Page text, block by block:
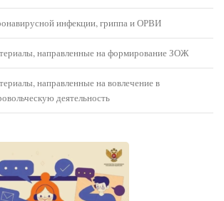
инфекции, гриппа и ОРВИ
направленные на формирование ЗОЖ
направленные на вовлечение в
деятельность